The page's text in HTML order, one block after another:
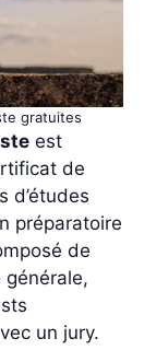
gratuites
est
de
d’études
préparatoire
de
générale,
un jury.